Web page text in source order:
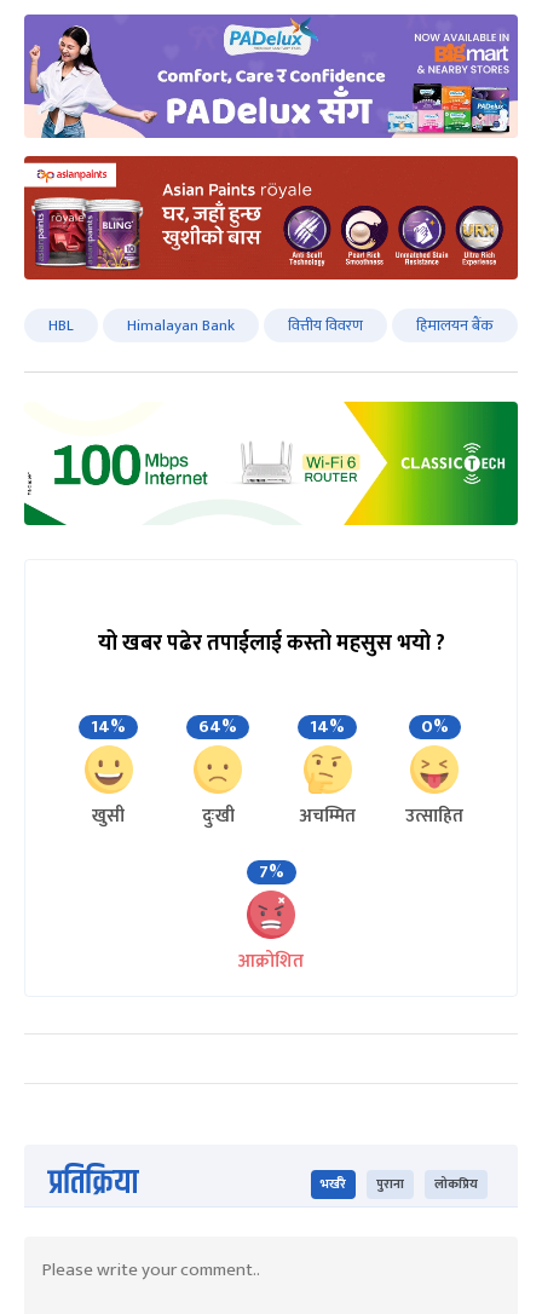
HBL Himalayan Bank वित्तीय विवरण हिमालयन बैंक
यो खबर पढेर तपाईलाई कस्तो महसुस भयो ?
14%
खुसी
64%
दुःखी
14%
अचम्मित
0%
उत्साहित
7%
आक्रोशित
प्रतिक्रिया भर्खरै पुराना लोकप्रिय